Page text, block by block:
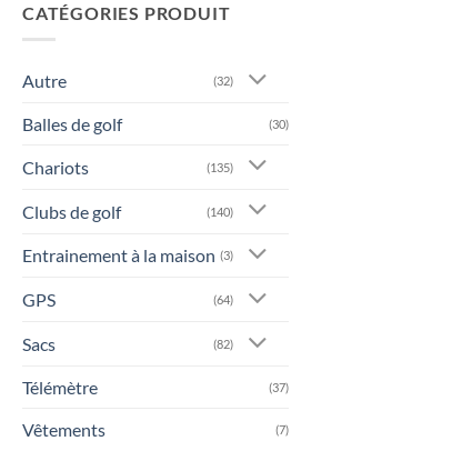
CATÉGORIES PRODUIT
Autre (32)
Balles de golf (30)
Chariots (135)
Clubs de golf (140)
Entrainement à la maison (3)
GPS (64)
Sacs (82)
Télémètre (37)
Vêtements (7)